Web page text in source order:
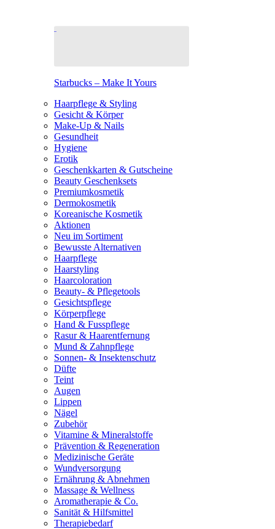
Starbucks – Make It Yours
Haarpflege & Styling
Gesicht & Körper
Make-Up & Nails
Gesundheit
Hygiene
Erotik
Geschenkkarten & Gutscheine
Beauty Geschenksets
Premiumkosmetik
Dermokosmetik
Koreanische Kosmetik
Aktionen
Neu im Sortiment
Bewusste Alternativen
Haarpflege
Haarstyling
Haarcoloration
Beauty- & Pflegetools
Gesichtspflege
Körperpflege
Hand & Fusspflege
Rasur & Haarentfernung
Mund & Zahnpflege
Sonnen- & Insektenschutz
Düfte
Teint
Augen
Lippen
Nägel
Zubehör
Vitamine & Mineralstoffe
Prävention & Regeneration
Medizinische Geräte
Wundversorgung
Ernährung & Abnehmen
Massage & Wellness
Aromatherapie & Co.
Sanität & Hilfsmittel
Therapiebedarf